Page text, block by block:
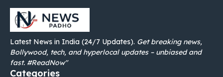
Latest News in India (24/7 Updates). Get breaking news,
Bollywood, tech, and hyperlocal updates – unbiased and
fast. #ReadNow"
Categories